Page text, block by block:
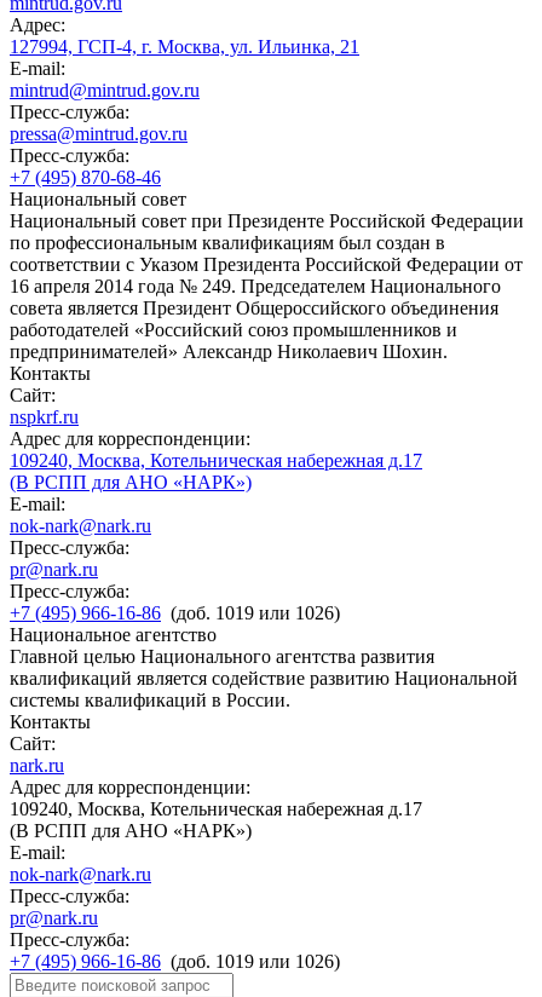
Адрес:
127994, ГСП-4, г. Москва, ул. Ильинка, 21
E-mail:
mintrud@mintrud.gov.ru
Пресс-служба:
pressa@mintrud.gov.ru
Пресс-служба:
+7 (495) 870-68-46
Национальный совет
Национальный совет при Президенте Российской Федерации
по профессиональным квалификациям был создан в
соответствии с Указом Президента Российской Федерации от
16 апреля 2014 года № 249. Председателем Национального
совета является Президент Общероссийского объединения
работодателей «Российский союз промышленников и
предпринимателей» Александр Николаевич Шохин.
Контакты
Сайт:
nspkrf.ru
Адрес для корреспонденции:
109240, Москва, Котельническая набережная д.17
(В РСПП для АНО «НАРК»)
E-mail:
nok-nark@nark.ru
Пресс-служба:
pr@nark.ru
Пресс-служба:
+7 (495) 966-16-86 (доб. 1019 или 1026)
Национальное агентство
Главной целью Национального агентства развития
квалификаций является содействие развитию Национальной
системы квалификаций в России.
Контакты
Сайт:
nark.ru
Адрес для корреспонденции:
109240, Москва, Котельническая набережная д.17
(В РСПП для АНО «НАРК»)
E-mail:
nok-nark@nark.ru
Пресс-служба:
pr@nark.ru
Пресс-служба:
+7 (495) 966-16-86 (доб. 1019 или 1026)